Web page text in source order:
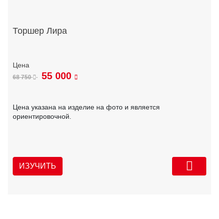
Торшер Лира
68 750 55 000
Цена указана на изделие на фото и является
ориентировочной.
ИЗУЧИТЬ